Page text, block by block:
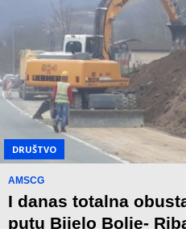
DRUŠTVO
AMSCG
I danas totalna
putu Bijelo Bolje-